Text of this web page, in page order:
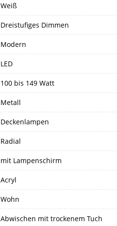
Weiß
Dreistufiges Dimmen
Modern
LED
100 bis 149 Watt
Metall
Deckenlampen
Radial
mit Lampenschirm
Acryl
Wohn
Abwischen mit trockenem Tuch